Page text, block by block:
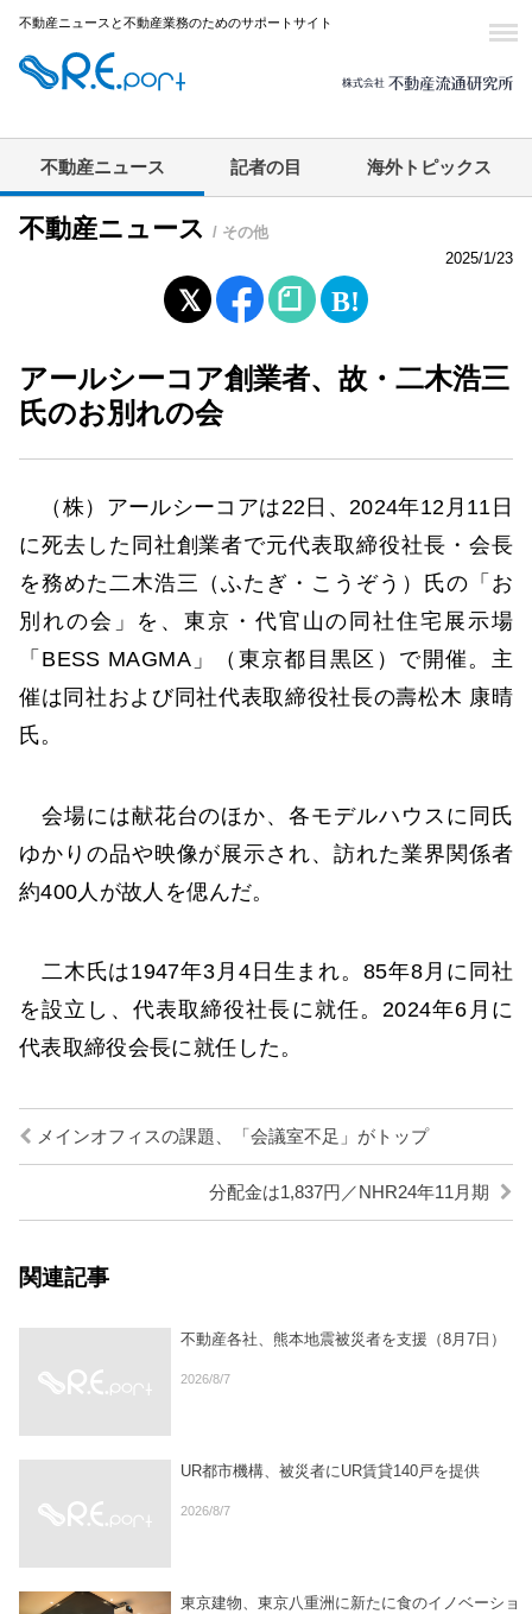
不動産ニュースと不動産業務のためのサポートサイト
不動産ニュース 記者の目 海外トピックス
不動産ニュース / その他
2025/1/23
アールシーコア創業者、故・二木浩三
氏のお別れの会
（株）アールシーコアは22日、2024年12月11日
に死去した同社創業者で元代表取締役社長・会長
を務めた二木浩三（ふたぎ・こうぞう）氏の「お
別れの会」を、東京・代官山の同社住宅展示場
「BESS MAGMA」（東京都目黒区）で開催。主
催は同社および同社代表取締役社長の壽松木 康晴
氏。
会場には献花台のほか、各モデルハウスに同氏
ゆかりの品や映像が展示され、訪れた業界関係者
約400人が故人を偲んだ。
二木氏は1947年3月4日生まれ。85年8月に同社
を設立し、代表取締役社長に就任。2024年6月に
代表取締役会長に就任した。
メインオフィスの課題、「会議室不足」がトップ
分配金は1,837円／NHR24年11月期
関連記事
不動産各社、熊本地震被災者を支援（8月7日）
2026/8/7
UR都市機構、被災者にUR賃貸140戸を提供
2026/8/7
東京建物、東京八重洲に新たに食のイノベーショ